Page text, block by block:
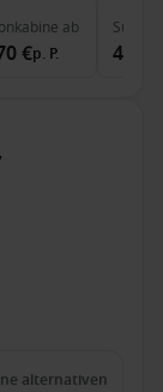
ab
€p. P.
Suite
alternativen